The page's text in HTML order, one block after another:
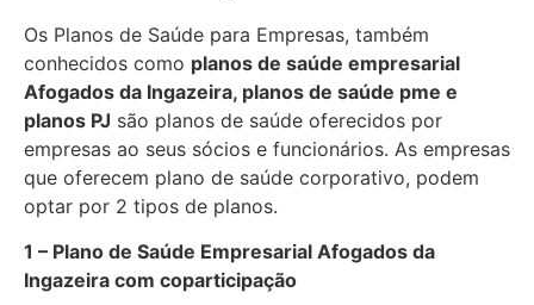
Os Planos de Saúde para Empresas, também
conhecidos como planos de saúde empresarial
Afogados da Ingazeira, planos de saúde pme e
planos PJ são planos de saúde oferecidos por
empresas ao seus sócios e funcionários. As empresas
que oferecem plano de saúde corporativo, podem
optar por 2 tipos de planos.
1 – Plano de Saúde Empresarial Afogados da
Ingazeira com coparticipação